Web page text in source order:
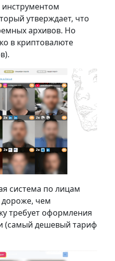
инструментом
утверждает, что
архивов. Но
в криптовалюте
система по лицам
чем
требует оформления
(самый дешевый тариф